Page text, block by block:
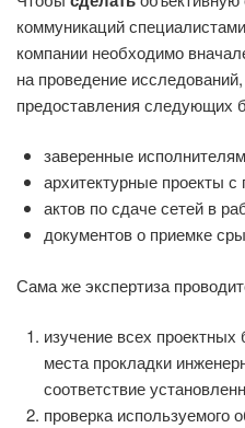
коммуникаций
компании необходимо
на проведение
предоставления следующих
заверенные
архитектурные проекты с
актов по сдаче сетей в
документов о приемке
Сама же экспертиза
изучение всех
места прокладки
соответствие
проверка используемого